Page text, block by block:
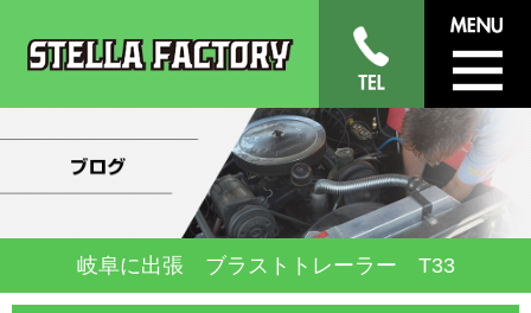
岐阜に出張 ブラストトレーラー T33